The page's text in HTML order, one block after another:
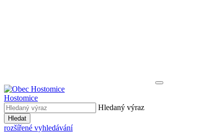
Hostomice
Hledaný výraz
Hledat
rozšířené vyhledávání